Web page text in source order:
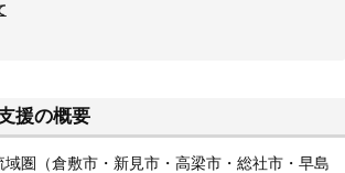
援の概要
圏（倉敷市・新見市・高梁市・総社市・早島